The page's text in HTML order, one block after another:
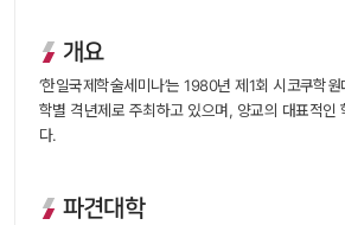
개요
‘한일국제학술세미나’는 1980년 제1회 시코쿠학
학별 격년제로 주최하고 있으며, 양교의 대표적인
다.
파견대학